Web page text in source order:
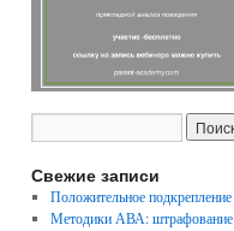
Свежие записи
Положительное подкрепление
Методики АВА: штрафование